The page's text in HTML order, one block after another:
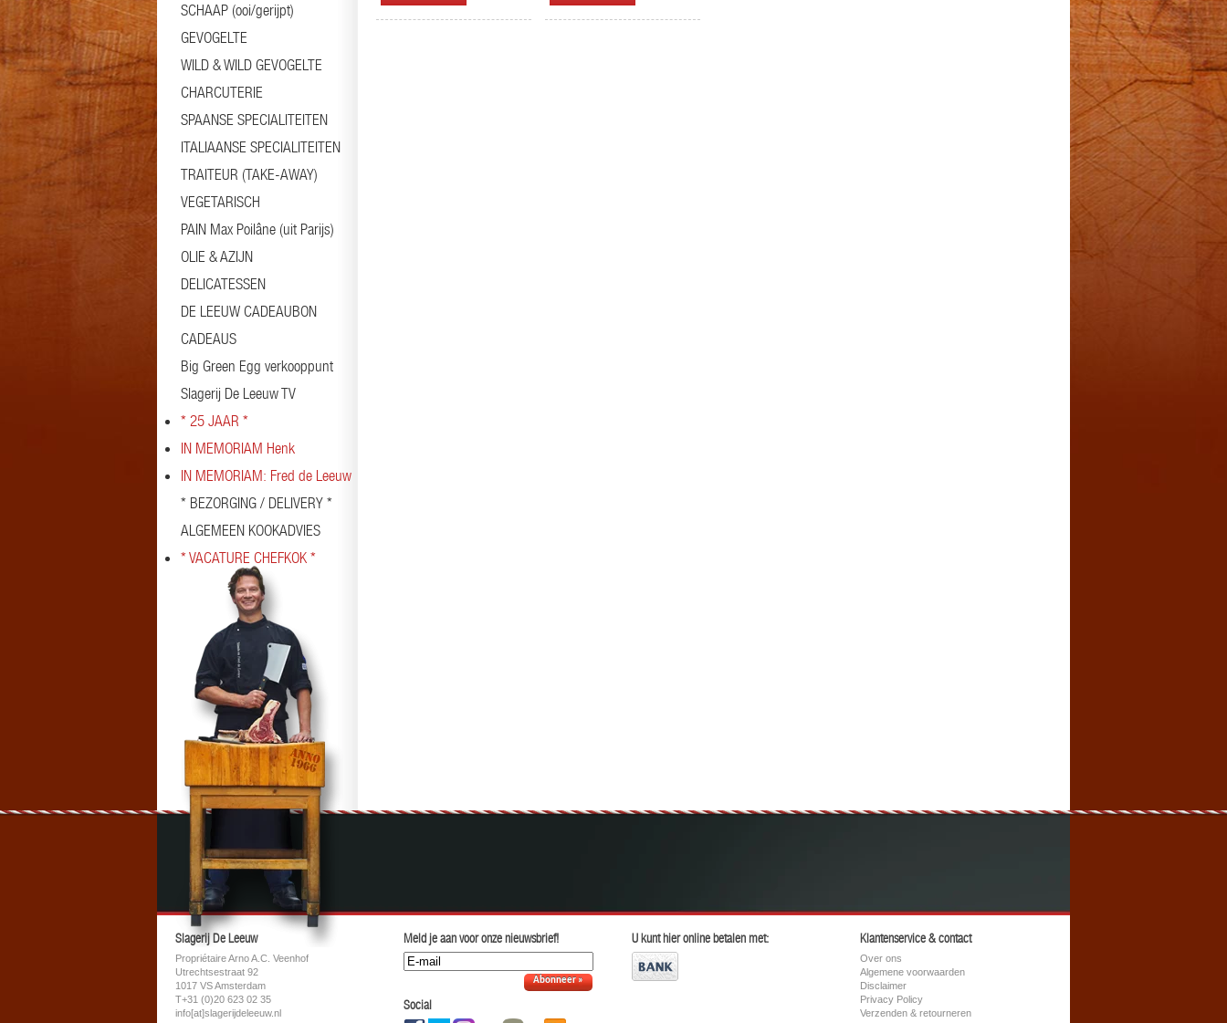
SCHAAP (ooi/gerijpt)
GEVOGELTE
WILD & WILD GEVOGELTE
CHARCUTERIE
SPAANSE SPECIALITEITEN
ITALIAANSE SPECIALITEITEN
TRAITEUR (TAKE-AWAY)
VEGETARISCH
PAIN Max Poilâne (uit Parijs)
OLIE & AZIJN
DELICATESSEN
DE LEEUW CADEAUBON
CADEAUS
Big Green Egg verkooppunt
Slagerij De Leeuw TV
* 25 JAAR *
IN MEMORIAM Henk
IN MEMORIAM: Fred de Leeuw
* BEZORGING / DELIVERY *
ALGEMEEN KOOKADVIES
* VACATURE CHEFKOK *
Slagerij De Leeuw
Propriétaire Arno A.C. Veenhof
Utrechtsestraat 92
1017 VS Amsterdam
T+31 (0)20 623 02 35
info[at]slagerijdeleeuw.nl
Meld je aan voor onze nieuwsbrief!
Abonneer »
Social
U kunt hier online betalen met: Klantenservice & contact
Over ons
Algemene voorwaarden
Disclaimer
Privacy Policy
Verzenden & retourneren